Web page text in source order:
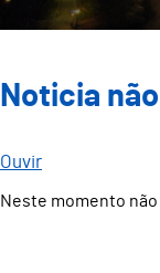
Noticia
Ouvir
Neste momento